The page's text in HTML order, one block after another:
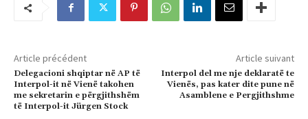
Article précédent
Delegacioni shqiptar në AP të
Interpol-it në Vienë takohen
me sekretarin e përgjithshëm
të Interpol-it Jürgen Stock
Article suivant
Interpol del me nje deklaratë te
Vienës, pas kater dite pune në
Asamblene e Pergjithshme